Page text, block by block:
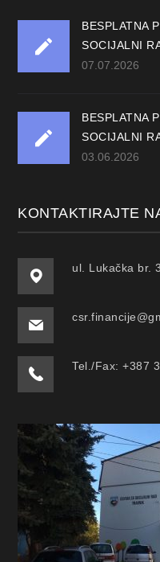
BESPLATNA
SOCIJALNI
07.07.2026
BESPLATNA
SOCIJALNI
03.06.2026
KONTAKTIRAJTE
ul. Lukačka br.
Tel./Fax: +387